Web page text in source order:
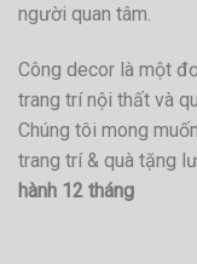
người quan tâm.
Công decor là một
trang trí nội thất và
Chúng tôi mong
trang trí & quà tặng
hành 12 tháng